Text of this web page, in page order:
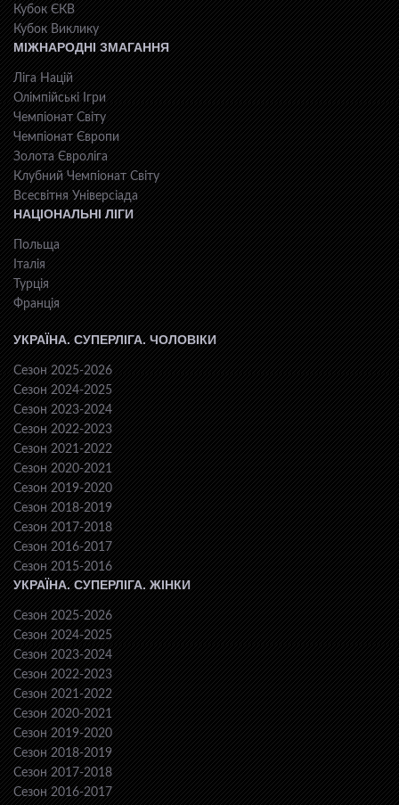
Кубок ЄКВ
Кубок Виклику
МІЖНАРОДНІ ЗМАГАННЯ
Ліга Націй
Олімпійські Ігри
Чемпіонат Світу
Чемпіонат Європи
Золота Євроліга
Клубний Чемпіонат Світу
Всесвiтня Унiверсiaда
НАЦІОНАЛЬНІ ЛІГИ
Польща
Італія
Турція
Франція
УКРАЇНА. СУПЕРЛІГА. ЧОЛОВІКИ
Сезон 2025-2026
Сезон 2024-2025
Сезон 2023-2024
Сезон 2022-2023
Сезон 2021-2022
Сезон 2020-2021
Сезон 2019-2020
Сезон 2018-2019
Сезон 2017-2018
Сезон 2016-2017
Сезон 2015-2016
УКРАЇНА. СУПЕРЛІГА. ЖІНКИ
Сезон 2025-2026
Сезон 2024-2025
Сезон 2023-2024
Сезон 2022-2023
Сезон 2021-2022
Сезон 2020-2021
Сезон 2019-2020
Сезон 2018-2019
Сезон 2017-2018
Сезон 2016-2017